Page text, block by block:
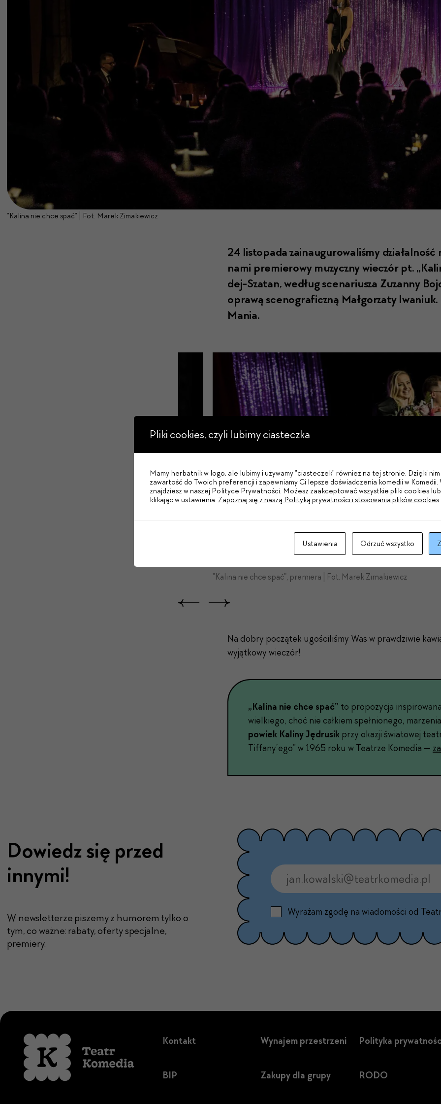
"Kalina nie chce spać" | Fot. Marek Zimakiewicz
24 listopa­da zain­au­gurowal­iśmy dzi­ałal­ność
nami pre­mierowy muzy­czny wieczór pt.
dej-Szatan, według sce­nar­iusza Zuzan­ny
oprawą scenograficzną Mał­gorzaty
Mania.
"Kalina nie chce spać", premiera | Fot. Marek Zimakiewicz
Na dobry początek ugościliśmy Was w prawdziwie
wyjątkowy wieczór!
„Kali­na nie chce spać” to propozy­c­ja
wielkiego, choć nie całkiem spełnionego,
powiek Kaliny Jędrusik przy okazji świa­towej
Tiffany’ego” w 1965 roku w Teatrze Kome­dia —
Dowiedz się przed
innymi!
W newsletterze piszemy z humorem tylko o
tym, co ważne: rabaty, oferty specjalne,
premiery.
Wyrażam zgodę na wiadomości od
Kontakt Wynajem przestrzeni Polityka
BIP Zakupy dla grupy RODO
Pliki cookies, czyli lubimy ciasteczka
Mamy herbatnik w logo, ale lubimy i używamy "ciasteczek" również na tej stronie. Dzięki
zawartość do Twoich preferencji i zapewniamy Ci lepsze doświadczenia komedii w
znajdziesz w naszej Polityce Prywatności. Możesz zaakceptować wszystkie pliki cookies
klikając w ustawienia. Zapoznaj się z naszą Polityką prywatności i stosowania plików cookies
Ustawienia Odrzuć wszystko